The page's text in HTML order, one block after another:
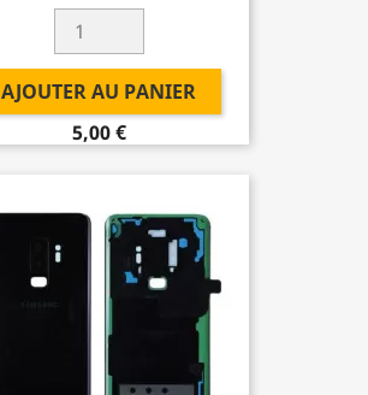
AJOUTER AU PANIER
5,00 €